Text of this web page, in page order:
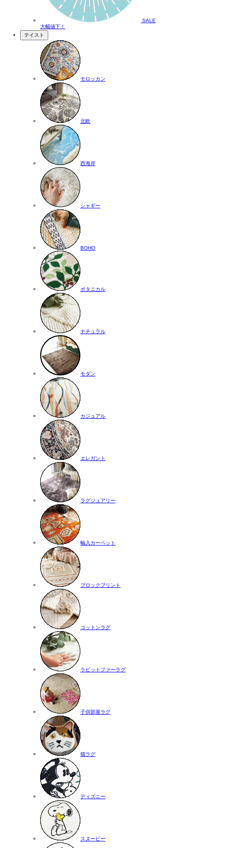
SALE
大幅値下！
テイスト
モロッカン
北欧
西海岸
シャギー
BOHO
ボタニカル
ナチュラル
モダン
カジュアル
エレガント
ラグジュアリー
輸入カーペット
ブロックプリント
コットンラグ
ラビットファーラグ
子供部屋ラグ
猫ラグ
ディズニー
スヌーピー